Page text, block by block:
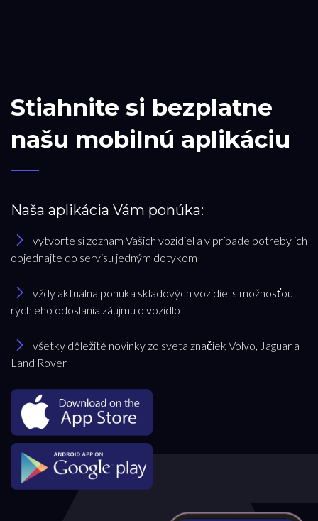
Stiahnite si bezplatne
našu mobilnú aplikáciu
Naša aplikácia Vám ponúka:
vytvorte si zoznam Vašich vozidiel a v prípade potreby ich
objednajte do servisu jedným dotykom
vždy aktuálna ponuka skladových vozidiel s možnosťou
rýchleho odoslania záujmu o vozidlo
všetky dôležité novinky zo sveta značiek Volvo, Jaguar a
Land Rover